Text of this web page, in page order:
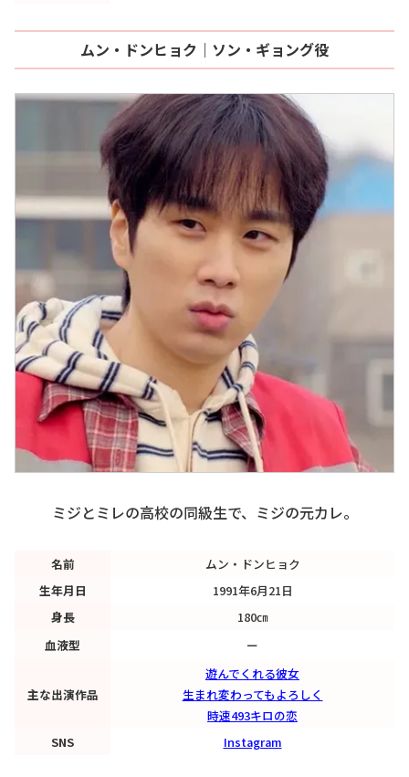
ムン・ドンヒョク｜ソン・ギョング役
ミジとミレの高校の同級生で、ミジの元カレ。
名前
ムン・ドンヒョク
生年月日
1991年6月21日
身長
180㎝
血液型
ー
主な出演作品
遊んでくれる彼女
生まれ変わってもよろしく
時速493キロの恋
SNS
Instagram